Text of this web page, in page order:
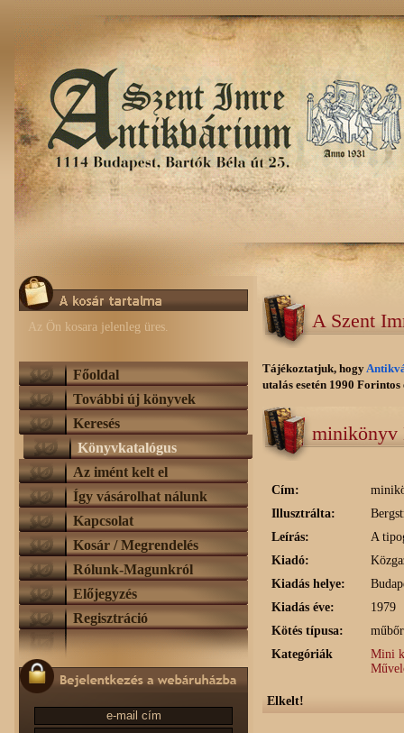
Az Ön kosara jelenleg üres.
Főoldal
További új könyvek
Keresés
Könyvkatalógus
Az imént kelt el
Így vásárolhat nálunk
Kapcsolat
Kosár / Megrendelés
Rólunk-Magunkról
Előjegyzés
Regisztráció
A Szent
Tájékoztatjuk, hogy
utalás esetén 1990
minikönyv
Cím:
Illusztrálta:
Leírás:
A
Kiadó:
Kiadás helye:
Kiadás éve:
1979
Kötés típusa:
műbőr
Kategóriák
Mini
Elkelt!